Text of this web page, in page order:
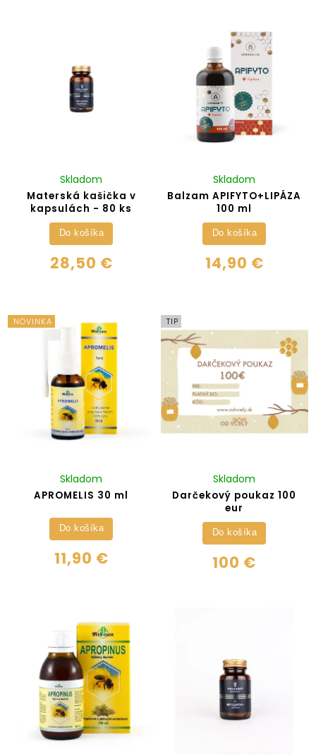
Materská kašička v
kapsulách - 80 ks
Skladom
28,50 €
Do košíka
Balzam APIFYTO+LIPÁZA
100 ml
Skladom
14,90 €
Do košíka
NOVINKA
APROMELIS 30 ml
Skladom
11,90 €
Do košíka
TIP
Darčekový poukaz 100
eur
Skladom
100 €
Do košíka